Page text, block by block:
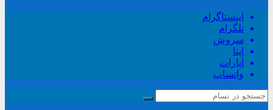
اینستاگرام
تلگرام
سروش
ایتا
آپارات
واتساپ